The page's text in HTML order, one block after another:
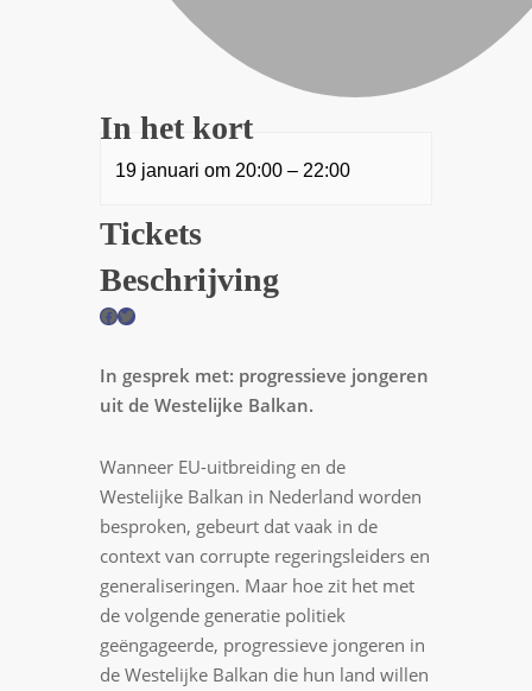
In het kort
19 januari om 20:00 – 22:00
Tickets
Beschrijving
F
c
e
o
o
k
T
t
e
r
In gesprek met: progressieve jongeren
uit de Westelijke Balkan.
Wanneer EU-uitbreiding en de
Westelijke Balkan in Nederland worden
besproken, gebeurt dat vaak in de
context van corrupte regeringsleiders en
generaliseringen. Maar hoe zit het met
de volgende generatie politiek
geëngageerde, progressieve jongeren in
de Westelijke Balkan die hun land willen